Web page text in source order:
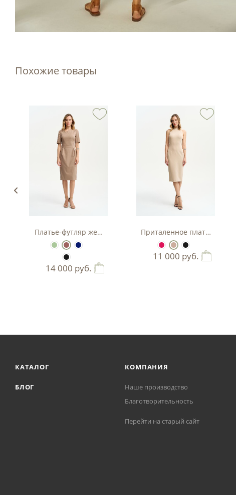
Похожие товары
Платье-футляр женское
14 000 руб.
Приталенное платье-футляр
11 000 руб.
КАТАЛОГ
БЛОГ
КОМПАНИЯ
Наше производство
Благотворительность
Перейти на старый сайт